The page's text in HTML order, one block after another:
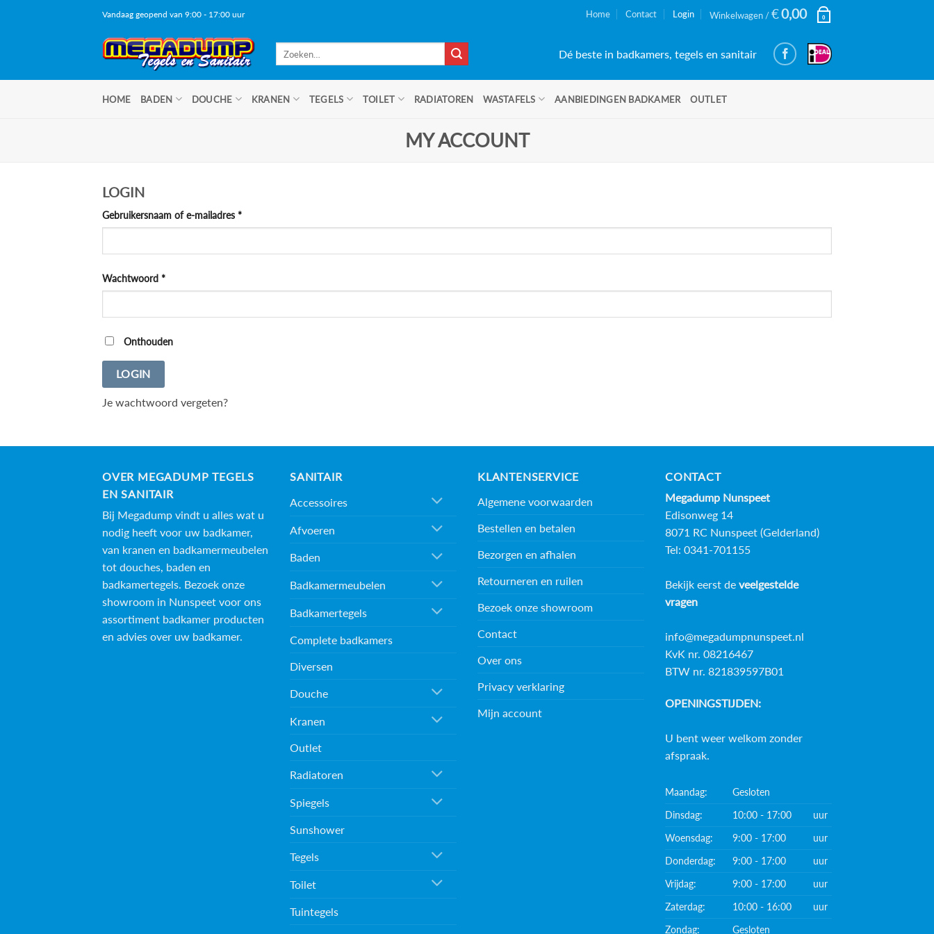
Vandaag geopend van 9:00 - 17:00 uur Home Contact Login Winkelwagen /€0,00 0
Dé beste in badkamers, tegels en sanitair
HOME BADEN DOUCHE KRANEN TEGELS TOILET RADIATOREN WASTAFELS AANBIEDINGEN BADKAMER OUTLET
MY ACCOUNT
LOGIN
Gebruikersnaam of e-mailadres *Vereist
Wachtwoord *Vereist
Onthouden
LOGIN
Je wachtwoord vergeten?
OVER MEGADUMP TEGELS
EN SANITAIR
Bij Megadump vindt u alles wat u
nodig heeft voor uw badkamer,
van kranen en badkamermeubelen
tot douches, baden en
badkamertegels. Bezoek onze
showroom in Nunspeet voor ons
assortiment badkamer producten
en advies over uw badkamer.
SANITAIR
Accessoires
Afvoeren
Baden
Badkamermeubelen
Badkamertegels
Complete badkamers
Diversen
Douche
Kranen
Outlet
Radiatoren
Spiegels
Sunshower
Tegels
Toilet
Tuintegels
KLANTENSERVICE
Algemene voorwaarden
Bestellen en betalen
Bezorgen en afhalen
Retourneren en ruilen
Bezoek onze showroom
Contact
Over ons
Privacy verklaring
Mijn account
CONTACT
Megadump Nunspeet
Edisonweg 14
8071 RC Nunspeet (Gelderland)
Tel: 0341-701155
Bekijk eerst de veelgestelde
vragen
info@megadumpnunspeet.nl
KvK nr. 08216467
BTW nr. 821839597B01
OPENINGSTIJDEN:
U bent weer welkom zonder
afspraak.
Maandag:
Gesloten
Dinsdag:
10:00 - 17:00
uur
Woensdag:
9:00 - 17:00
uur
Donderdag:
9:00 - 17:00
uur
Vrijdag:
9:00 - 17:00
uur
Zaterdag:
10:00 - 16:00
uur
Zondag:
Gesloten